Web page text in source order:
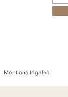
Mentions légales